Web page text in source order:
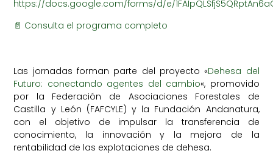
https://docs.google.com/forms/d/e/
📄 Consulta el programa completo
Las jornadas forman parte del proyecto «Dehesa del
Futuro: conectando agentes del cambio«, promovido
por la Federación de Asociaciones Forestales de
Castilla y León (FAFCYLE) y la Fundación Andanatura,
con el objetivo de impulsar la transferencia de
conocimiento, la innovación y la mejora de la
rentabilidad de las explotaciones de dehesa.